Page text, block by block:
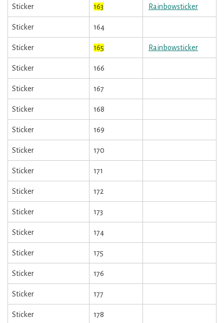
Sticker 163 Rainbowsticker
Sticker 164
Sticker 165 Rainbowsticker
Sticker 166
Sticker 167
Sticker 168
Sticker 169
Sticker 170
Sticker 171
Sticker 172
Sticker 173
Sticker 174
Sticker 175
Sticker 176
Sticker 177
Sticker 178